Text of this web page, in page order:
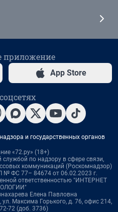
приложение
App Store
и государственных органов
«72.ру» (18+)
по надзору в сфере связи,
коммуникаций (Роскомнадзор)
№ ФС 77– 84674 от 06.02.2023 г.
ответственностью "ИНТЕРНЕТ
Елена Павловна
Максима Горького, д. 76, офис 214,
72 (доб. 3736)